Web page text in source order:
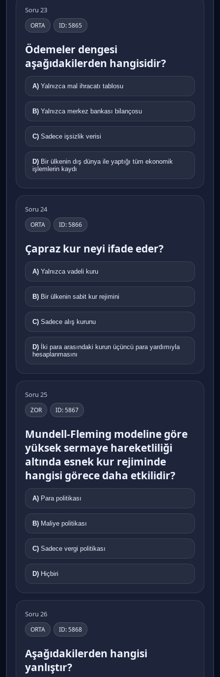
Soru 23
ORTA ID: 5865
Ödemeler dengesi
aşağıdakilerden hangisidir?
A) Yalnızca mal ihracatı tablosu
B) Yalnızca merkez bankası bilançosu
C) Sadece işsizlik verisi
D)
işlemlerin kaydı
Soru 24
ORTA ID: 5866
Çapraz kur neyi ifade eder?
A) Yalnızca vadeli kuru
B) Bir ülkenin sabit kur rejimini
C) Sadece alış kurunu
D)
hesaplanmasını
Soru 25
ZOR ID: 5867
Mundell-Fleming modeline göre
yüksek sermaye hareketliliği
altında esnek kur rejiminde
hangisi görece daha etkilidir?
A) Para politikası
B) Maliye politikası
C) Sadece vergi politikası
D) Hiçbiri
Soru 26
ORTA ID: 5868
Aşağıdakilerden hangisi
yanlıştır?